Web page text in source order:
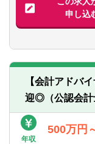
申し込
【会計アドバ
迎◎（公認会計
年収
500万円